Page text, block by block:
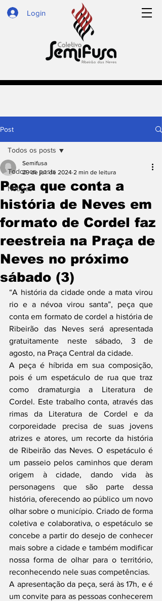
Login
Post
Todos os posts
Notícias
Todos os posts
Peça que conta a
história de Neves em
formato de Cordel faz
reestreia na Praça de
Neves no próximo
sábado (3)
Semifusa
29 de jul. de 2024 2 min de leitura
“A história da cidade onde a mata virou
rio e a névoa virou santa”, peça que
conta em formato de cordel a história de
Ribeirão das Neves será apresentada
gratuitamente neste sábado, 3 de
agosto, na Praça Central da cidade.
A peça é híbrida em sua composição,
pois é um espetáculo de rua que traz
como dramaturgia a Literatura de
Cordel. Este trabalho conta, através das
rimas da Literatura de Cordel e da
corporeidade precisa de suas jovens
atrizes e atores, um recorte da história
de Ribeirão das Neves. O espetáculo é
um passeio pelos caminhos que deram
origem à cidade, dando vida às
personagens que são parte dessa
história, oferecendo ao público um novo
olhar sobre o município. Criado de forma
coletiva e colaborativa, o espetáculo se
concebe a partir do desejo de conhecer
mais sobre a cidade e também modificar
nossa forma de olhar para o território,
reconhecendo nele suas competências.
A apresentação da peça, será às 17h, e é
um convite para as pessoas conhecerem